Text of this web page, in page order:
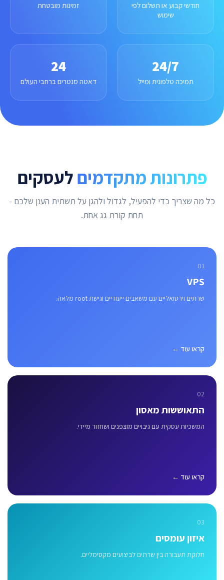
חודשי קבוע או תשלום לפי
שימוש
זמינות מובטחת
24/7
תמיכה טלפונית ומייל
24
דאטה סנטרים ברחבי העולם
פתרונות מתקדמיםלעסקים
כל מה שצריך כדי להפעיל, לגדול ולהגן על תשתית הענן שלכם -
תחת קורת גג אחת.
01
VPS
שרתים וירטואליים עם משאבים ייעודיים וגישת root מלאה.
קראו עוד ←
02
התאוששות מאסון
המשכיות עסקית עם גיבויים מוצפנים ושחזור מיידי.
קראו עוד ←
03
איזון עומסים
חלוקת תעבורה בין שרתים לביצועים מקסימליים.